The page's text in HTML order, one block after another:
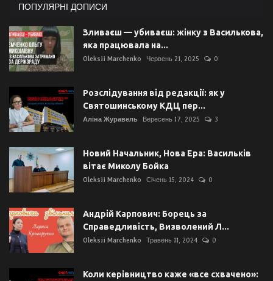
ПОПУЛЯРНІ ДОПИСИ
Зливаєш — убиваєш: жінку з Василькова,
яка працювала на...
Oleksii Marchenko Червень 21, 2025 0
Розслідування від редакції: як у
Святошинському КДЦ пер...
Аліна Журавель Вересень 17, 2025 3
Новий Начальник, Нова Ера: Васильків
вітає Миколу Бойка
Oleksii Marchenko Січень 15, 2024 0
Андрій Карпович: Борець за
Справедливість, Визволений Л...
Oleksii Marchenko Травень 11, 2024 0
Коли керівництво каже «все схвачено»: